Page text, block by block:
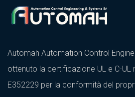
Automah Automation Control
ottenuto la certificazione UL e C-UL
E352229 per la conformità del